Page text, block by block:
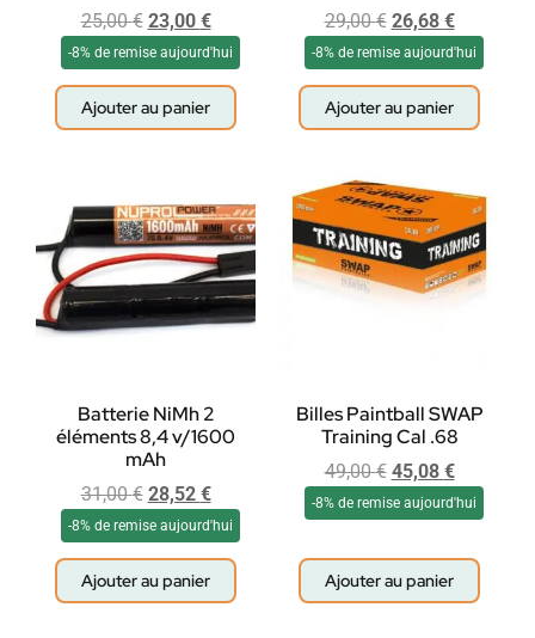
25,00€ 23,00 €
-8% de remise aujourd'hui
Ajouter au panier
29,00€ 26,68 €
-8% de remise aujourd'hui
Ajouter au panier
Batterie NiMh 2
éléments 8,4 v/1600
mAh
31,00€ 28,52 €
-8% de remise aujourd'hui
Ajouter au panier
Billes Paintball SWAP
Training Cal .68
49,00€ 45,08 €
-8% de remise aujourd'hui
Ajouter au panier